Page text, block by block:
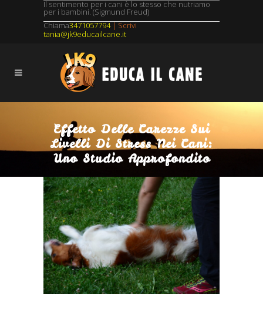
Il sentimento per i cani è lo stesso che nutriamo
per i bambini. (Sigmund Freud)
Chiama3471057794| Scrivi
tania@jk9educailcane.it
Effetto Delle Carezze Sui
Livelli Di Stress Nei Cani:
Uno Studio Approfondito